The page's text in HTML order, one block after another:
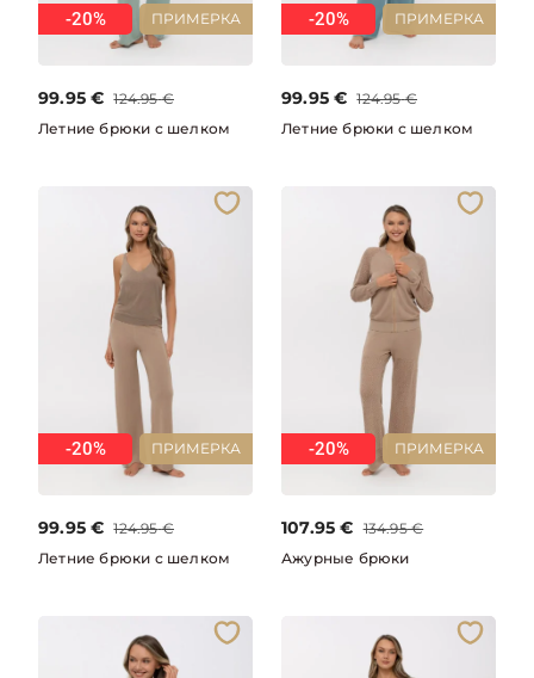
ПРИМЕРКА
-20%
99.95 € 124.95 €
Летние брюки с шелком
ПРИМЕРКА
-20%
99.95 € 124.95 €
Летние брюки с шелком
ПРИМЕРКА
-20%
99.95 € 124.95 €
Летние брюки с шелком
ПРИМЕРКА
-20%
107.95 € 134.95 €
Ажурные брюки